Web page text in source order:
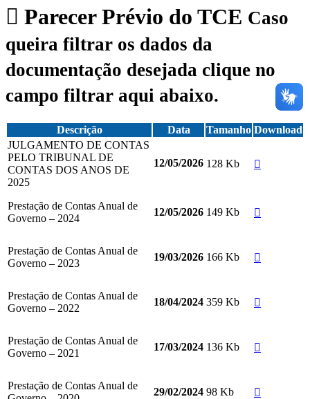
Parecer Prévio do TCE Caso
queira filtrar os dados da
documentação desejada clique no
campo filtrar aqui abaixo.
Descrição Data Tamanho Download
JULGAMENTO DE CONTAS
PELO TRIBUNAL DE
CONTAS DOS ANOS DE
2025
12/05/2026 128 Kb
Prestação de Contas Anual de
Governo – 2024
12/05/2026 149 Kb
Prestação de Contas Anual de
Governo – 2023
19/03/2026 166 Kb
Prestação de Contas Anual de
Governo – 2022
18/04/2024 359 Kb
Prestação de Contas Anual de
Governo – 2021
17/03/2024 136 Kb
Prestação de Contas Anual de
29/02/2024 98 Kb